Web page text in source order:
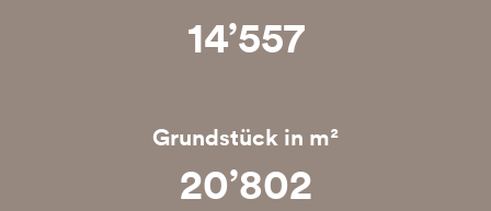
14’558
Grundstück in m²
20’803